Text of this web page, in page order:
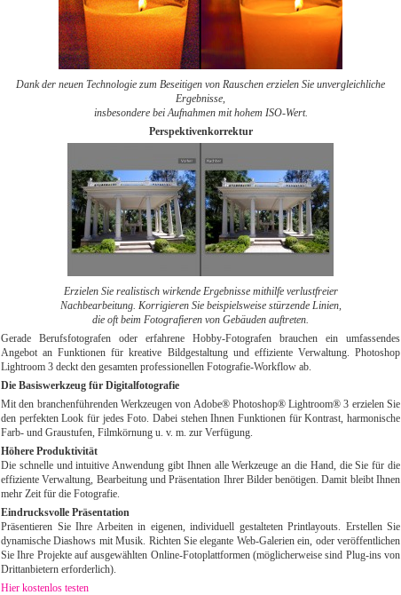
Dank der neuen Technologie zum Beseitigen von Rauschen erzielen Sie unvergleichliche
Ergebnisse,
insbesondere bei Aufnahmen mit hohem ISO-Wert.
Perspektivenkorrektur
Erzielen Sie realistisch wirkende Ergebnisse mithilfe verlustfreier
Nachbearbeitung. Korrigieren Sie beispielsweise stürzende Linien,
die oft beim Fotografieren von Gebäuden auftreten.
Gerade Berufsfotografen oder erfahrene Hobby-Fotografen brauchen ein umfassendes
Angebot an Funktionen für kreative Bildgestaltung und effiziente Verwaltung. Photoshop
Lightroom 3 deckt den gesamten professionellen Fotografie-Workflow ab.
Die Basiswerkzeug für Digitalfotografie
Mit den branchenführenden Werkzeugen von Adobe® Photoshop® Lightroom® 3 erzielen Sie
den perfekten Look für jedes Foto. Dabei stehen Ihnen Funktionen für Kontrast, harmonische
Farb- und Graustufen, Filmkörnung u. v. m. zur Verfügung.
Höhere Produktivität
Die schnelle und intuitive Anwendung gibt Ihnen alle Werkzeuge an die Hand, die Sie für die
effiziente Verwaltung, Bearbeitung und Präsentation Ihrer Bilder benötigen. Damit bleibt Ihnen
mehr Zeit für die Fotografie.
Eindrucksvolle Präsentation
Präsentieren Sie Ihre Arbeiten in eigenen, individuell gestalteten Printlayouts. Erstellen Sie
dynamische Diashows mit Musik. Richten Sie elegante Web-Galerien ein, oder veröffentlichen
Sie Ihre Projekte auf ausgewählten Online-Fotoplattformen (möglicherweise sind Plug-ins von
Drittanbietern erforderlich).
Hier kostenlos testen